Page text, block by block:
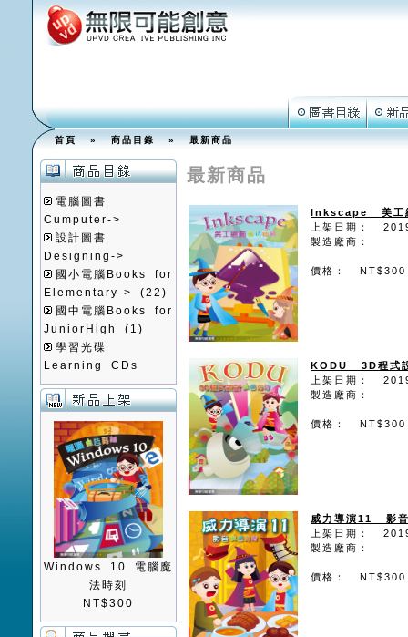
首頁»商品目錄»最新商品
電腦圖書
Cumputer->
設計圖書
Designing->
國小電腦Books for
Elementary->
(22)
國中電腦Books for
JuniorHigh
(1)
學習光碟
Learning CDs
Windows 10 電腦魔
法時刻
NT$300
最新商品
Inkscape 美工
上架日期：
製造廠商：
價格： NT$300
KODU 3D程式
上架日期：
製造廠商：
價格： NT$300
威力導演11 影
上架日期：
製造廠商：
價格： NT$300